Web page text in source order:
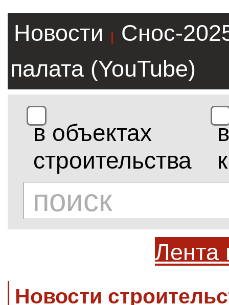
Новости |
Снос-
палата (YouTube)
в объектах
строительства
в
Лента
Новости